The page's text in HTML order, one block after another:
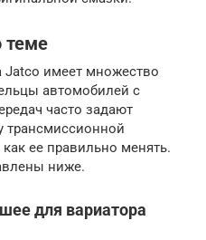
теме
Jatco имеет множество
автомобилей с
часто задают
трансмиссионной
ее правильно менять.
ниже.
для вариатора